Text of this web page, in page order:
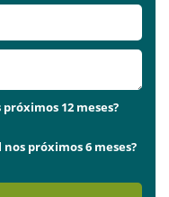
12 meses?
próximos 6 meses?